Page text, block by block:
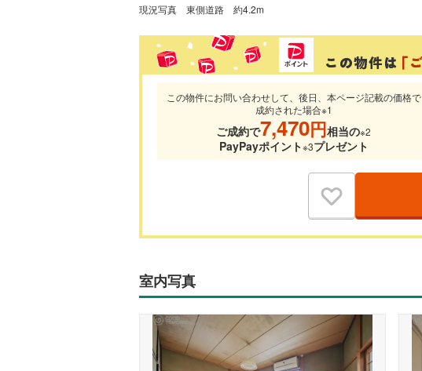
現況写真 東側道路 約4.2m
この物件にお問い合わせして、後日、本ページ記載の価格で
成約された場合※1
ご成約で7,470円相当の※2
PayPayポイント※3プレゼント
室内写真